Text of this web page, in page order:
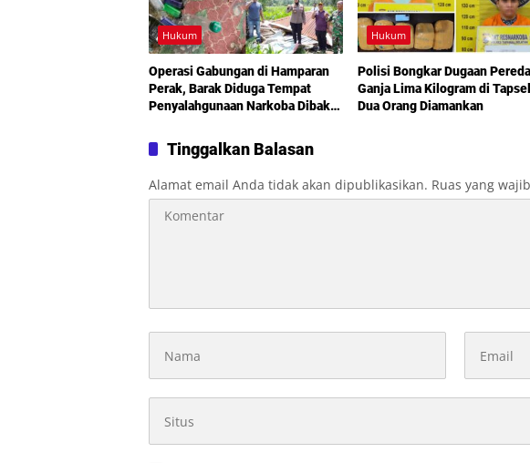
Hukum
Operasi Gabungan di Hamparan
Perak, Barak Diduga Tempat
Penyalahgunaan Narkoba Dibakar
Hukum
Polisi Bongkar Dugaan
Ganja Lima Kilogram di
Dua Orang Diamankan
Tinggalkan Balasan
Alamat email Anda tidak akan dipublikasikan. Ruas yang